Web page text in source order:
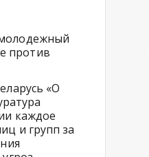
против
«О
каждое
и групп за